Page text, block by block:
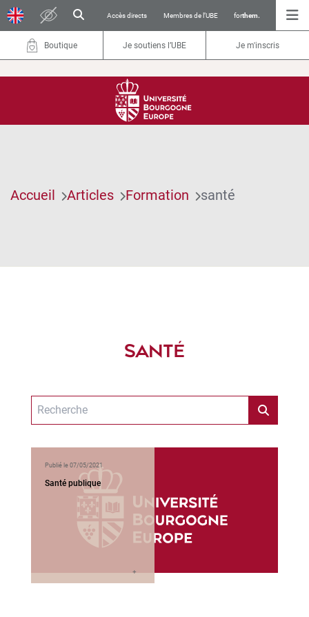
Accès directs Membres de l’UBE forthem.
Boutique Je soutiens l’UBE Je m'inscris
Accueil Articles Formation santé
SANTÉ
Publié le 07/05/2021
Santé publique